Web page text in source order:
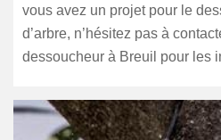
vous avez un projet pour le
d’arbre, n’hésitez pas à
dessoucheur à Breuil pour les